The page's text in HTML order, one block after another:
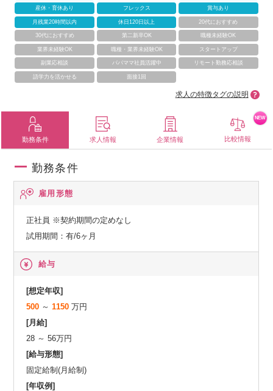
産休・育休あり フレックス 賞与あり
月残業20時間以内 休日120日以上 20代におすすめ
30代におすすめ 第二新卒OK 職種未経験OK
業界未経験OK 職種・業界未経験OK スタートアップ
副業応相談 パパママ社員活躍中 リモート勤務応相談
語学力を活かせる 面接1回
求人の特徴タグの説明
勤務条件 求人情報 企業情報 比較情報
NEW
勤務条件
雇用形態
正社員 ※契約期間の定めなし
試用期間：有/6ヶ月
給与
[想定年収]
500 ～1150 万円
[月給]
28 ～ 56万円
[給与形態]
固定給制(月給制)
[年収例]